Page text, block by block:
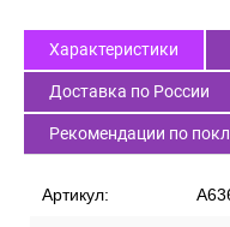
Характеристики
Доставка по России
Рекомендации по
Артикул: